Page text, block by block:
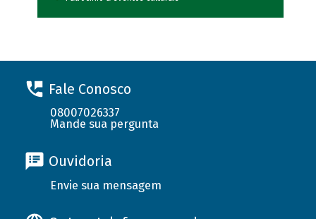
Fale Conosco
08007026337
Mande sua pergunta
Ouvidoria
Envie sua mensagem